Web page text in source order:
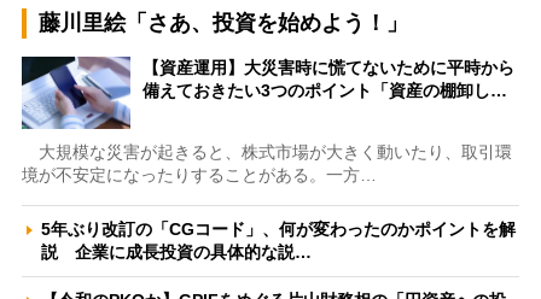
藤川里絵「さあ、投資を始めよう！」
【資産運用】大災害時に慌てないために平時から
備えておきたい3つのポイント「資産の棚卸し…
大規模な災害が起きると、株式市場が大きく動いたり、取引環
境が不安定になったりすることがある。一方…
5年ぶり改訂の「CGコード」、何が変わったのかポイントを解
説 企業に成長投資の具体的な説…